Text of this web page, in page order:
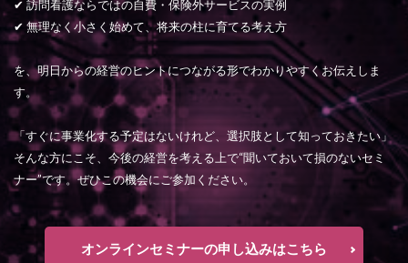
✔ 訪問看護ならではの自費・保険外サービスの実例
✔ 無理なく小さく始めて、将来の柱に育てる考え方
を、明日からの経営のヒントにつながる形でわかりやすくお伝えしま
す。
「すぐに事業化する予定はないけれど、選択肢として知っておきたい」
そんな方にこそ、今後の経営を考える上で“聞いておいて損のないセミ
ナー”です。ぜひこの機会にご参加ください。
オンラインセミナーの申し込みはこちら